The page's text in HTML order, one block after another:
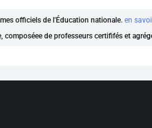
officiels de l'Éducation nationale. en
composéee de professeurs certififés et